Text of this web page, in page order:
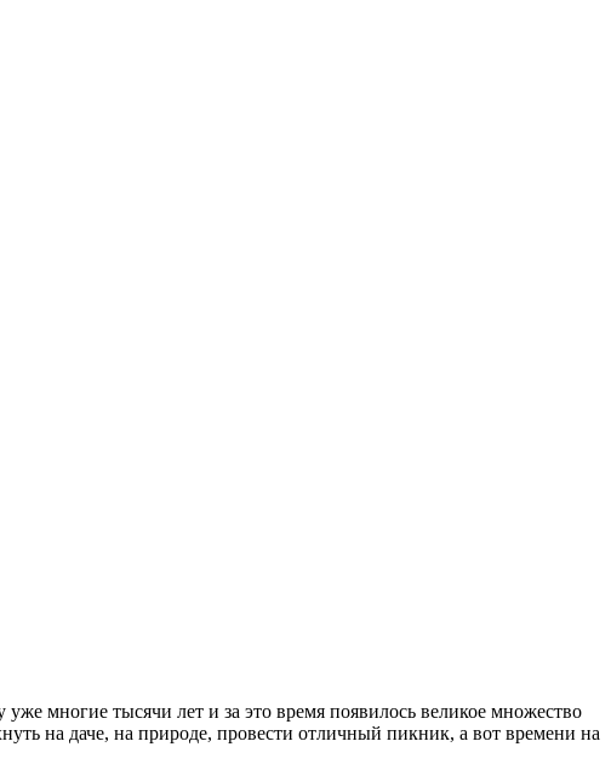
многие тысячи лет и за это время появилось великое множество
на даче, на природе, провести отличный пикник, а вот времени на